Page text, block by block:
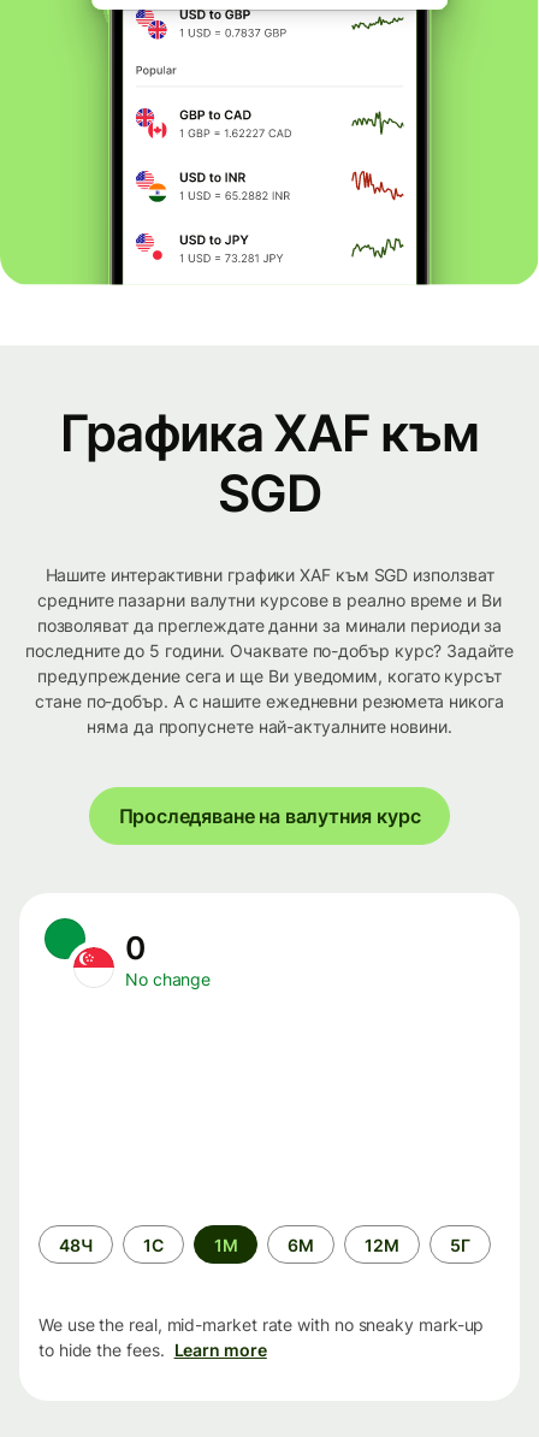
Графика XAF към
SGD
Нашите интерактивни графики XAF към SGD използват
средните пазарни валутни курсове в реално време и Ви
позволяват да преглеждате данни за минали периоди за
последните до 5 години. Очаквате по-добър курс? Задайте
предупреждение сега и ще Ви уведомим, когато курсът
стане по-добър. А с нашите ежедневни резюмета никога
няма да пропуснете най-актуалните новини.
Проследяване на валутния курс
0
No change
Time
period
48Ч 1С 1М 6М 12М 5Г
We use the real, mid-market rate with no sneaky mark-up
to hide the fees. Learn more